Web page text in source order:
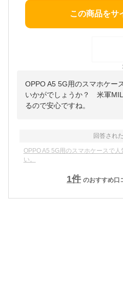
この商品をサ
OPPO A5 5G用のスマホケー
いかがでしょうか？ 米軍
るので安心ですね。
回答され
OPPO A5 5G用のスマホケースで
い。
1件 のおすすめ口